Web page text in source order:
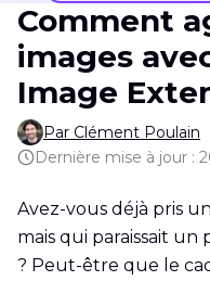
Comment
images
Image
Par Clément Poulain
Dernière mise à jour :
Avez-vous déjà pris
mais qui paraissait
? Peut-être que le